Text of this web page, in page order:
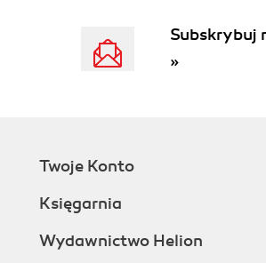
Subskrybuj
»
Twoje Konto
Księgarnia
Wydawnictwo Helion